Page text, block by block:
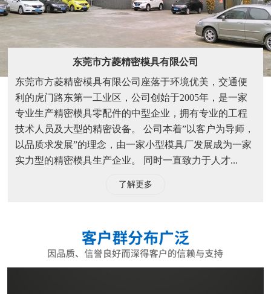
东莞市方菱精密模具有限公司
东莞市方菱精密模具有限公司座落于环境优美，交通便
利的虎门路东第一工业区，公司创始于2005年，是一家
专业生产精密模具零配件的中型企业，拥有专业的工程
技术人员及大型的精密设备。 公司本着”以客户为导师，
以品质求发展”的理念，由一家小型模具厂发展成为一家
实力型的精密模具生产企业。 同时一直致力于人才...
了解更多